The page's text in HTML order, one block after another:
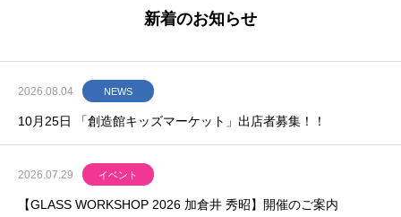
新着のお知らせ
2026.08.04 NEWS
10月25日 「創造館キッズマーケット」出店者募集！！
2026.07.29 イベント
【GLASS WORKSHOP 2026 加倉井 秀昭】開催のご案内